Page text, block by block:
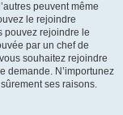
peuvent même
le rejoindre
pouvez rejoindre le
par un chef de
souhaitez rejoindre
demande. N’importunez
ses raisons.